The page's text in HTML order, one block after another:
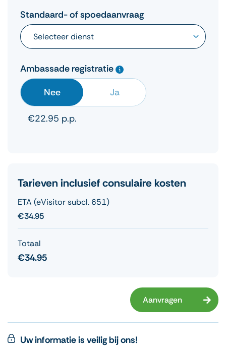
Standaard- of spoedaanvraag
Ambassade registratie
Nee
Ja
€22.95 p.p.
Tarieven inclusief consulaire kosten
ETA (eVisitor subcl. 651)
€34.95
Totaal
€34.95
Aanvragen
Uw informatie is veilig bij ons!